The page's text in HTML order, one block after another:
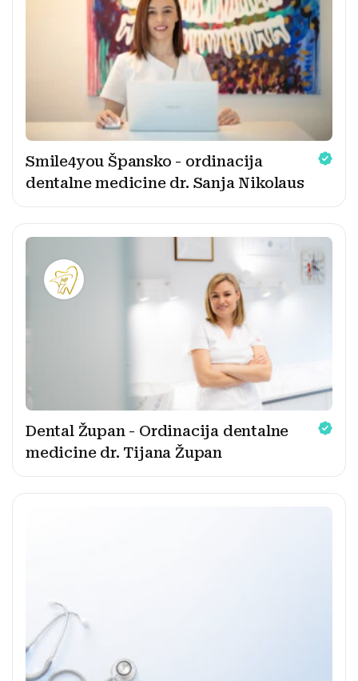
Smile4you Špansko - ordinacija
dentalne medicine dr. Sanja Nikolaus
Dental Župan - Ordinacija dentalne
medicine dr. Tijana Župan